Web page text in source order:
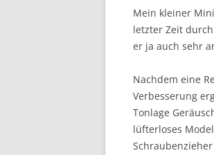
Mein kleiner
letzter Zeit
er ja auch sehr
Nachdem eine
Verbesserung
Tonlage
lüfterloses